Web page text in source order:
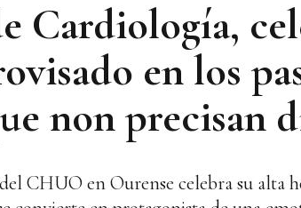
Cardiología,
en los
non precisan
CHUO en Ourense celebra su alta